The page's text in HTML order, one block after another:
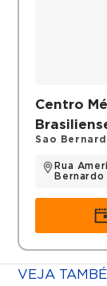
Centro
Sao
Rua
Bernardo
VEJA